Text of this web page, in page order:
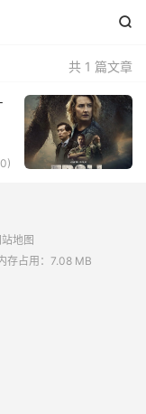

共 1 篇文章
0)
站地图
存占用：7.08 MB